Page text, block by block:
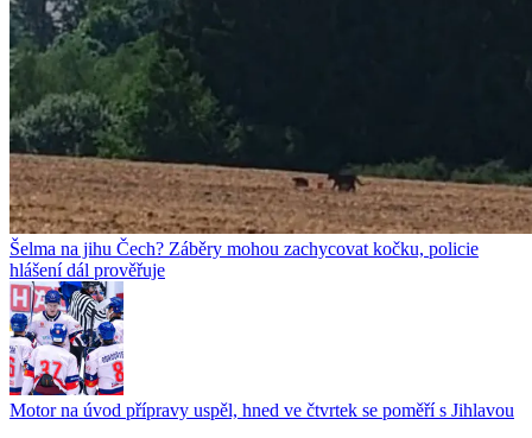
Šelma na jihu Čech? Záběry mohou zachycovat kočku, policie
hlášení dál prověřuje
Motor na úvod přípravy uspěl, hned ve čtvrtek se poměří s Jihlavou